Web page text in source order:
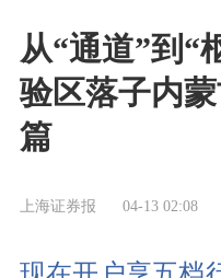
从“通道”到
验区落子内
篇
上海证券报 04-13 02:08